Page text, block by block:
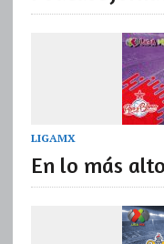
LIGAMX
En lo más alto